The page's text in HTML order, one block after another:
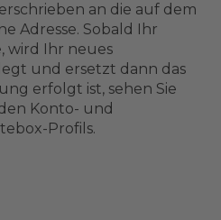
an die auf dem
Adresse. Sobald Ihr
wird Ihr neues
und ersetzt dann das
erfolgt ist, sehen Sie
Konto- und
Profils.